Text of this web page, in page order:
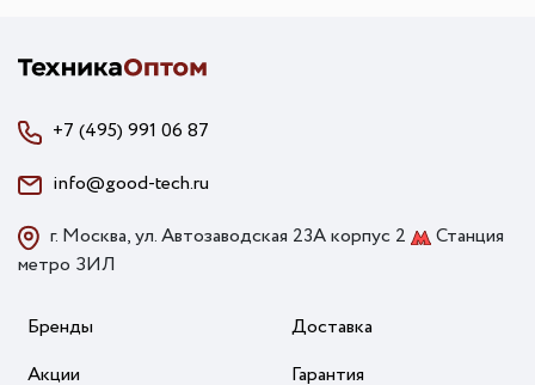
+7 (495) 991 06 87
info@good-tech.ru
г. Москва, ул. Автозаводская 23А корпус 2
Станция
метро ЗИЛ
Бренды
Акции
Доставка
Гарантия